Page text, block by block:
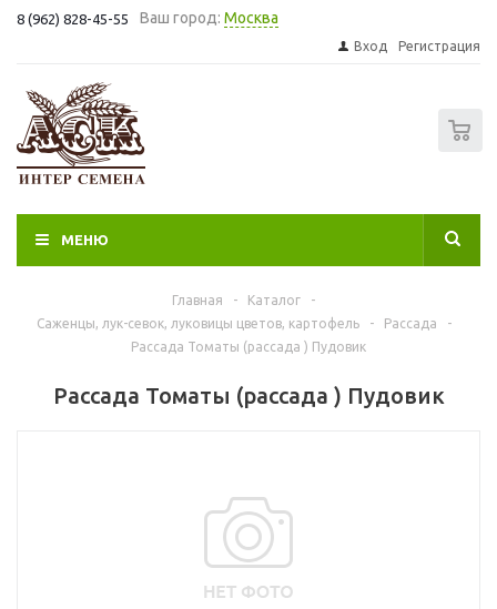
8 (962) 828-45-55 Ваш город: Москва
Вход Регистрация
МЕНЮ
Главная - Каталог
-
Саженцы, лук-севок, луковицы цветов, картофель
- Рассада
-
Рассада Томаты (рассада ) Пудовик
Рассада Томаты (рассада ) Пудовик